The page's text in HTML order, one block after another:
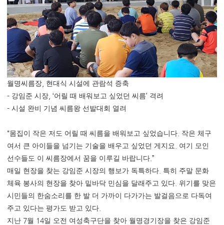
월명씨름장 현대식 시설에 관람석 증축
- 강임준 시장 , ‘어릴 때 배워보고 싶었던 씨름’ 격려
- 시설 완비 기념 씨름왕 선발대회 열려
“몸집이 작은 저도 어릴 때 씨름을 배워보고 싶었습니다 작은 체구
여서 큰 아이들을 넘기는 기술을 배우고 싶었던 게지요
여기 모인
선수들도 이 씨름장에서 꿈을 이루길 바랍니다 .”
매일 현장을 찾는 강임준 시장의 행보가 독특하다 특히 주말 문화
체육 봉사의 현장을 찾아 밑바닥 민심을 달래주고 있다 위기를 맞은
시민들의 한숨소리를 한 발 더 가까이 다가가는 발걸음으로 다독여
주고 있다는 평가도 받고 있다
지난 7월 14일 오전 여성축구단을 찾아 월명경기장을 찾은 강임준